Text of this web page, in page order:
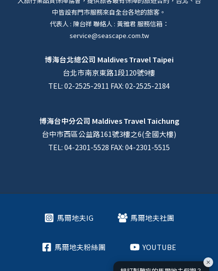
中皆設有門市服務來自全台各地的旅客。
代表人 : 陳台祥 聯絡人 : 黃雅君 服務信箱：
service@seascape.com.tw
博海台北總公司 Maldives Travel Taipei
台北市南京東路1段120號9樓
TEL: 02-2525-2911 FAX: 02-2525-2184
博海台中分公司 Maldives Travel Taichung
台中市西區公益路161號3樓之6(全國大樓)
TEL: 04-2301-5528 FAX: 04-2301-5515
馬爾地夫IG 馬爾地夫社團
馬爾地夫粉絲團 YOUTUBE